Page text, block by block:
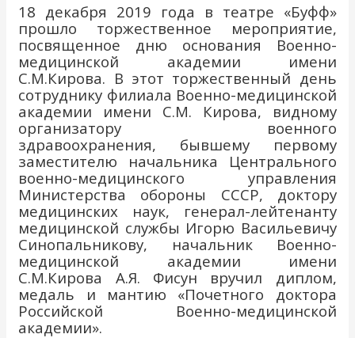
18 декабря 2019 года в театре «Буфф»
прошло торжественное мероприятие,
посвященное дню основания Военно-
медицинской академии имени
С.М.Кирова. В этот торжественный день
сотруднику филиала Военно-медицинской
академии имени С.М. Кирова, видному
организатору военного
здравоохранения, бывшему первому
заместителю начальника Центрального
военно-медицинского управления
Министерства обороны СССР, доктору
медицинских наук, генерал-лейтенанту
медицинской службы Игорю Васильевичу
Синопальникову, начальник Военно-
медицинской академии имени
С.М.Кирова А.Я. Фисун вручил диплом,
медаль и мантию «Почетного доктора
Российской Военно-медицинской
академии».